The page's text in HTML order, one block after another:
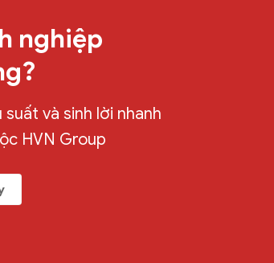
nghiệp
và sinh lời nhanh
HVN Group